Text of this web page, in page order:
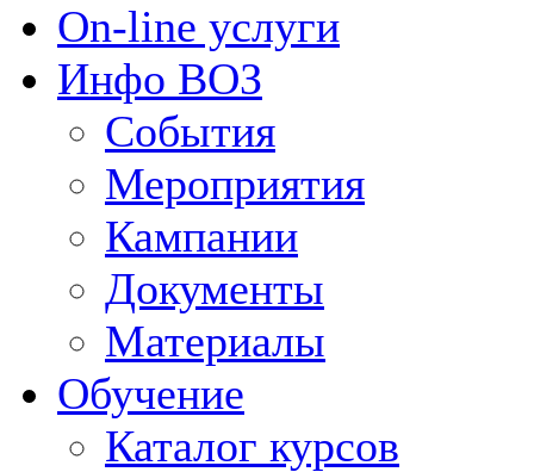
On-line услуги
Инфо ВОЗ
События
Мероприятия
Кампании
Документы
Материалы
Обучение
Каталог курсов